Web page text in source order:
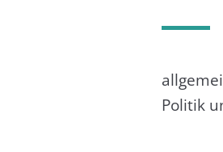
Politik